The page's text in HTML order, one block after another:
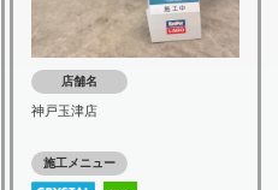
店舗名
神戸玉津店
施工メニュー